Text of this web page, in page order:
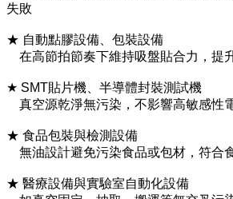
失敗
★ 自動點膠設備、包裝設備
在高節拍節奏下維持吸盤貼合力，提
★ SMT貼片機、半導體封裝測試機
真空源乾淨無污染，不影響高敏感性
★ 食品包裝與檢測設備
無油設計避免污染食品或包材，符合
★ 醫療設備與實驗室自動化設備